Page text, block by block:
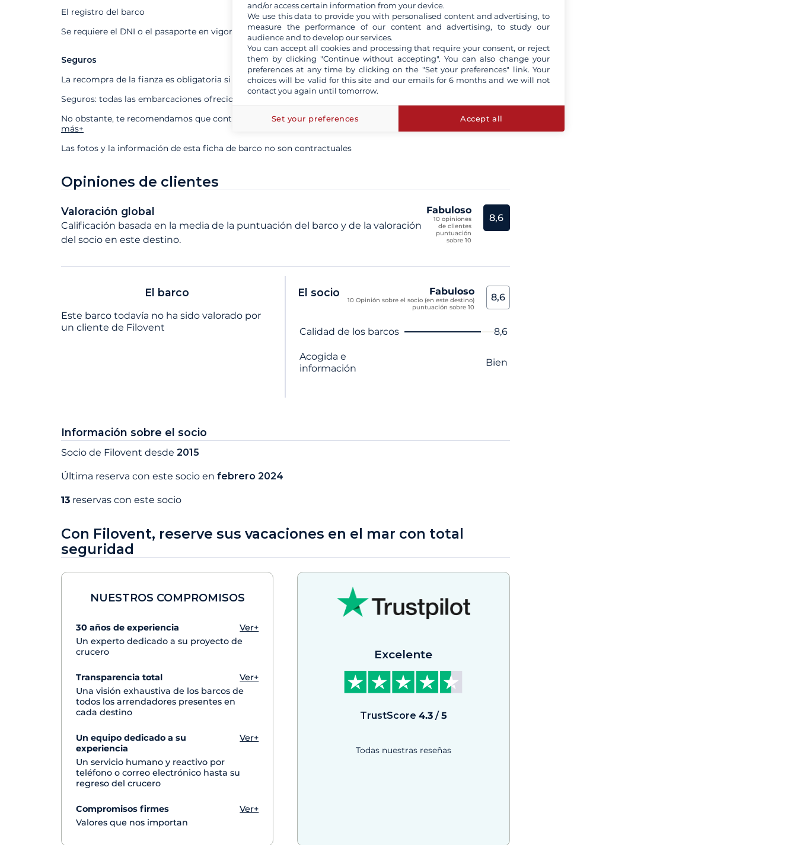
El registro del barco
Se requiere el DNI o el pasaporte en vigor
Seguros
La recompra de la fianza es obligatoria si contrata un patrón profesional
Seguros: todas las embarcaciones ofrecidas están aseguradas a todo riesgo
No obstante, te recomendamos que contrates nuestro seguro de Cancelación y/o de devolución de la fianza
más+
Las fotos y la información de esta ficha de barco no son contractuales
Opiniones de clientes
Valoración global
Calificación basada en la media de la puntuación del barco y de la valoración
del socio en este destino.
Fabuloso
10 opiniones
de clientes
puntuación
sobre 10
8,6
El barco
Este barco todavía no ha sido valorado por
un cliente de Filovent
El socio Fabuloso
10 Opinión sobre el socio (en este destino)
puntuación sobre 10
8,6
Nombre del criterio Nota
Calidad de los barcos 8,6
Acogida e
información
Bien
Información sobre el socio
Socio de Filovent desde 2015
Última reserva con este socio en febrero 2024
13 reservas con este socio
Con Filovent, reserve sus vacaciones en el mar con total
seguridad
NUESTROS COMPROMISOS
30 años de experiencia
Ver+
Un experto dedicado a su proyecto de
crucero
Transparencia total
Ver+
Una visión exhaustiva de los barcos de
todos los arrendadores presentes en
cada destino
Un equipo dedicado a su
experiencia
Ver+
Un servicio humano y reactivo por
teléfono o correo electrónico hasta su
regreso del crucero
Compromisos firmes
Ver+
Valores que nos importan
Excelente
TrustScore 4.3/5
Todas nuestras reseñas
and/or access certain information from your device.
We use this data to provide you with personalised content and advertising, to
measure the performance of our content and advertising, to study our
audience and to develop our services.
You can accept all cookies and processing that require your consent, or reject
them by clicking "Continue without accepting". You can also change your
preferences at any time by clicking on the "Set your preferences" link. Your
choices will be valid for this site and our emails for 6 months and we will not
contact you again until tomorrow.
Set your preferences Accept all